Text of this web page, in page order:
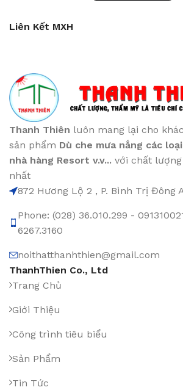
Liên Kết MXH
Thanh Thiên luôn mang lại cho
sản phẩm Dù che mưa nắng các loại
nhà hàng Resort v.v... với chất
nhất
872 Hương Lộ 2 , P. Bình Trị Đông
Phone: (028) 36.010.299 -
6267.3160
noithatthanhthien@gmail.com
ThanhThien Co., Ltd
Trang Chủ
Giới Thiệu
Công trình tiêu biểu
Sản Phẩm
Tin Tức